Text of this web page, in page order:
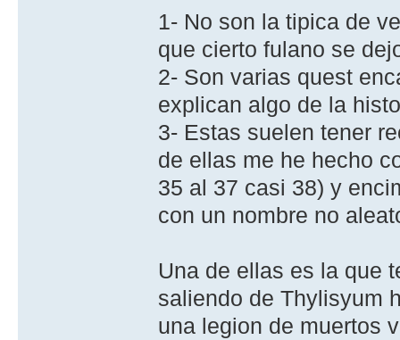
1- No son la tipica de
que cierto fulano se
2- Son varias quest
explican algo de la
3- Estas suelen tener
de ellas me he hecho
35 al 37 casi 38) y
con un nombre no
Una de ellas es la que
saliendo de Thylisyum
una legion de muertos